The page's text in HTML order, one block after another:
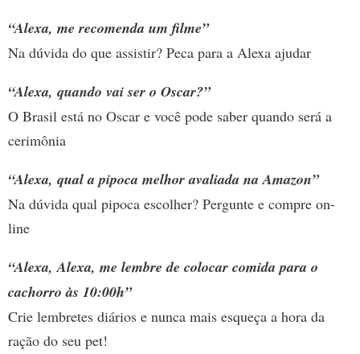
“Alexa, me recomenda um filme”
Na dúvida do que assistir? Peca para a Alexa ajudar
“Alexa, quando vai ser o Oscar?”
O Brasil está no Oscar e você pode saber quando será a
cerimônia
“Alexa, qual a pipoca melhor avaliada na Amazon”
Na dúvida qual pipoca escolher? Pergunte e compre on-
line
“Alexa, Alexa, me lembre de colocar comida para o
cachorro às 10:00h”
Crie lembretes diários e nunca mais esqueça a hora da
ração do seu pet!